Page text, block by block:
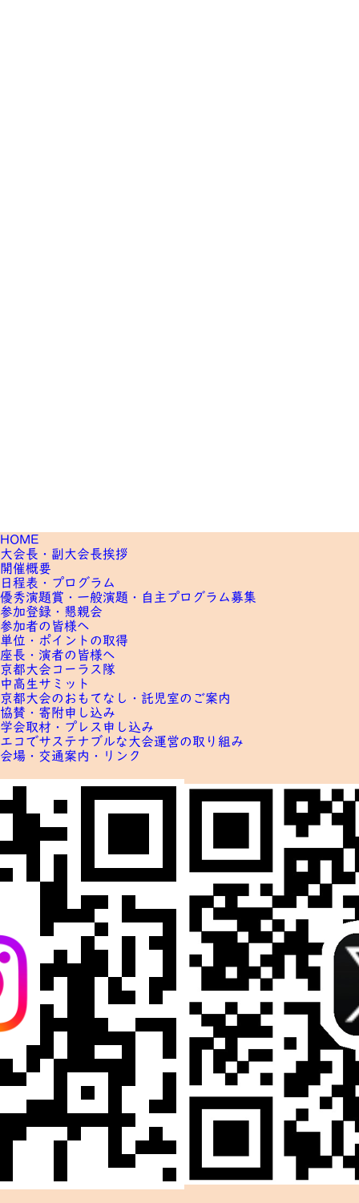
HOME
大会長・副大会長挨拶
開催概要
日程表・プログラム
優秀演題賞・一般演題・ 自主プログラム募集
参加登録・懇親会
参加者の皆様へ
単位・ポイントの取得
座長・演者の皆様へ
京都大会コーラス隊
中高生サミット
京都大会のおもてなし・ 託児室のご案内
協賛・寄附申し込み
学会取材・プレス申し込み
エコでサステナブルな大会運営の取り組み
会場・交通案内・リンク